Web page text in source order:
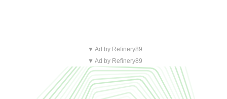
▼ Ad by Refinery89
▼ Ad by Refinery89